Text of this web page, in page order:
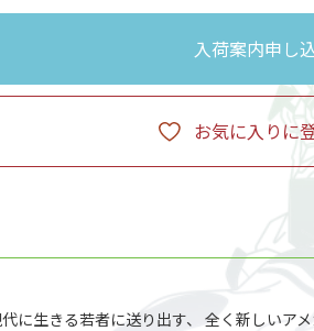
入荷案内申し
お気に入りに
生きる若者に送り出す、 全く新しいア